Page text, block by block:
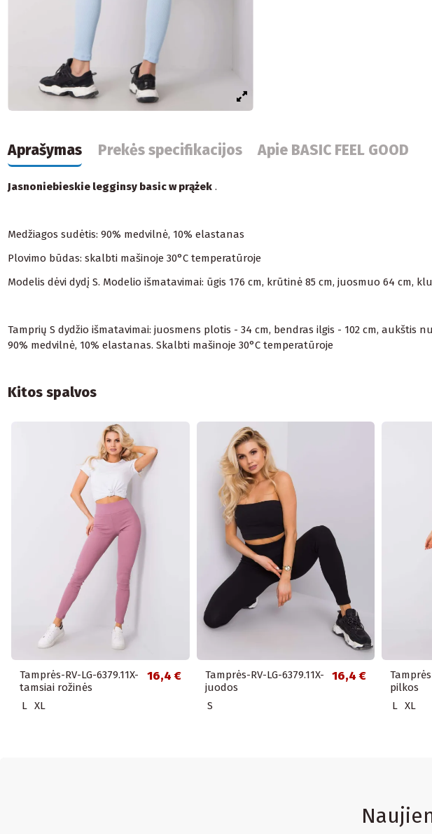
Aprašymas Prekės specifikacijos Apie BASIC FEEL GOOD
Jasnoniebieskie legginsy basic w prążek .
Medžiagos sudėtis: 90% medvilnė, 10% elastanas
Plovimo būdas: skalbti mašinoje 30°C temperatūroje
Modelis dėvi dydį S. Modelio išmatavimai: ūgis 176 cm, krūtinė 85 cm, juosmuo 64 cm,
Tamprių S dydžio išmatavimai: juosmens plotis - 34 cm, bendras ilgis - 102 cm, aukštis
90% medvilnė, 10% elastanas. Skalbti mašinoje 30°C temperatūroje
Kitos spalvos
Tamprės-RV-LG-6379.11X-
tamsiai rožinės
16,4 €
L XL
Tamprės-RV-LG-6379.11X-
juodos
16,4 €
S
pilkos
L XL